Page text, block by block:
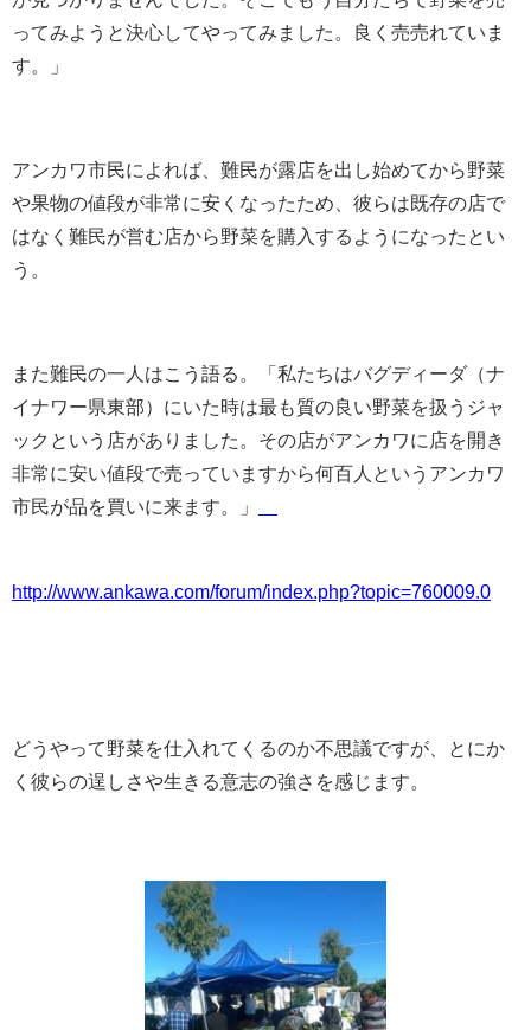
ってみようと決心してやってみました。良く売売れていま
す。」
アンカワ市民によれば、難民が露店を出し始めてから野菜
や果物の値段が非常に安くなったため、彼らは既存の店で
はなく難民が営む店から野菜を購入するようになったとい
う。
また難民の一人はこう語る。「私たちはバグディーダ（ナ
イナワー県東部）にいた時は最も質の良い野菜を扱うジャ
ックという店がありました。その店がアンカワに店を開き
非常に安い値段で売っていますから何百人というアンカワ
市民が品を買いに来ます。」
http://www.ankawa.com/forum/index.php?topic=760009.0
どうやって野菜を仕入れてくるのか不思議ですが、とにか
く彼らの逞しさや生きる意志の強さを感じます。